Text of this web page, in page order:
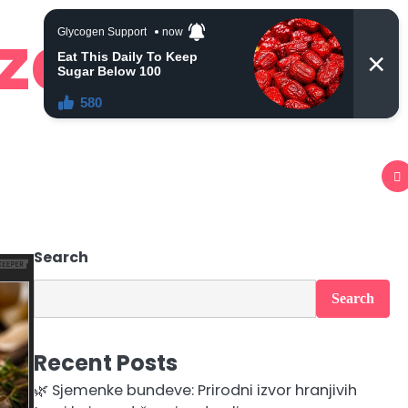
Search
Search
Recent Posts
🌿 Sjemenke bundeve: Prirodni izvor hranjivih